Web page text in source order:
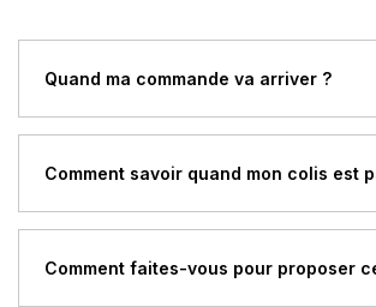
Quand ma commande va arriver ?
Comment savoir quand mon colis est
Comment faites-vous pour proposer